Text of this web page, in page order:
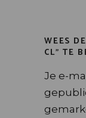
WEES
CL” TE
Je e-